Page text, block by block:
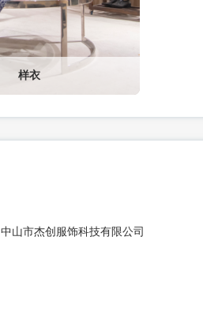
样衣
中山市杰创服饰科技有限公司